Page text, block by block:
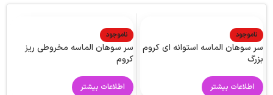
ناموجود
سر سوهان الماسه استوانه ای کروم
بزرگ
اطلاعات بیشتر
ناموجود
سر سوهان الماسه مخروطی ریز
کروم
اطلاعات بیشتر